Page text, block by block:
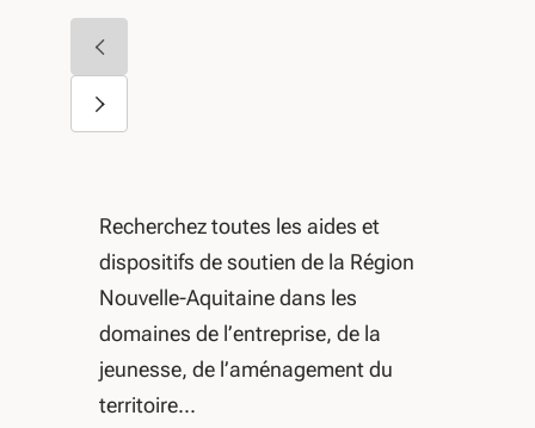
Diapositive précédente
Diapositive suivante
Recherchez toutes les aides et
dispositifs de soutien de la Région
Nouvelle-Aquitaine dans les
domaines de l’entreprise, de la
jeunesse, de l’aménagement du
territoire...